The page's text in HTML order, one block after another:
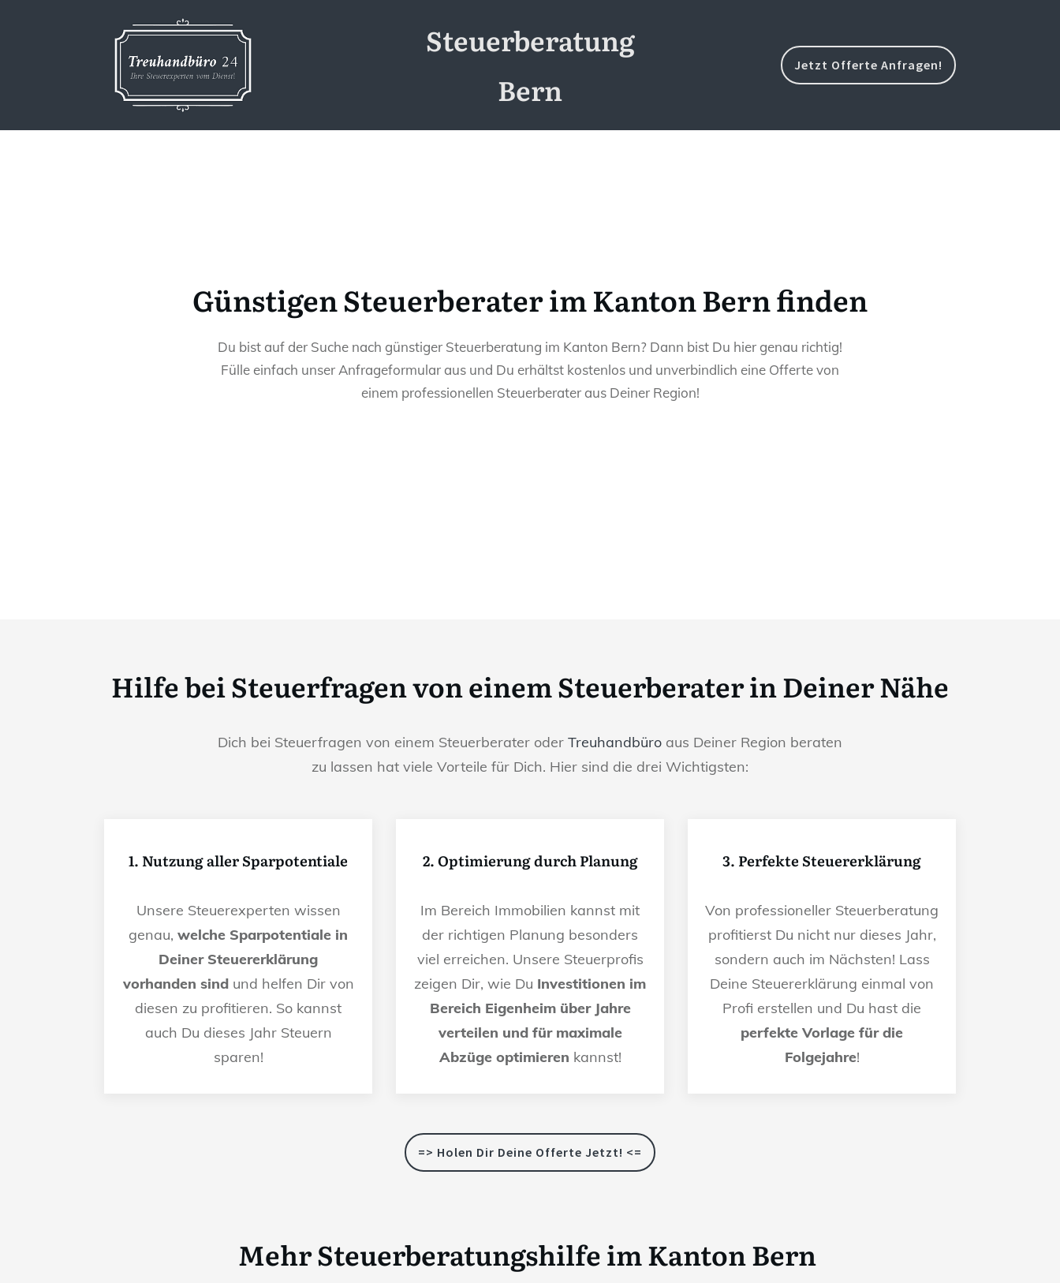
Steuerberatung
Bern
Jetzt Offerte Anfragen!
Günstigen Steuerberater im Kanton Bern finden
Du bist auf der Suche nach günstiger Steuerberatung im Kanton Bern? Dann bist Du hier genau richtig!
Fülle einfach unser Anfrageformular aus und Du erhältst kostenlos und unverbindlich eine Offerte von
einem professionellen Steuerberater aus Deiner Region!
Hilfe bei Steuerfragen von einem Steuerberater in Deiner Nähe
Dich bei Steuerfragen von einem Steuerberater oder Treuhandbüro aus Deiner Region beraten
zu lassen hat viele Vorteile für Dich. Hier sind die drei Wichtigsten:
1. Nutzung aller Sparpotentiale
Unsere Steuerexperten wissen
genau, welche Sparpotentiale in
Deiner Steuererklärung
vorhanden sindund helfen Dir von
diesen zu profitieren. So kannst
auch Du dieses Jahr Steuern
sparen!
2. Optimierung durch Planung
Im Bereich Immobilien kannst mit
der richtigen Planung besonders
viel erreichen. Unsere Steuerprofis
zeigen Dir, wie Du Investitionen im
Bereich Eigenheim über Jahre
verteilen und für maximale
Abzüge optimieren kannst!
3. Perfekte Steuererklärung
Von professioneller Steuerberatung
profitierst Du nicht nur dieses Jahr,
sondern auch im Nächsten! Lass
Deine Steuererklärung einmal von
Profi erstellen und Du hast die
perfekte Vorlage für die
Folgejahre!
=> Holen Dir Deine Offerte Jetzt! <=
Mehr Steuerberatungshilfe im Kanton Bern